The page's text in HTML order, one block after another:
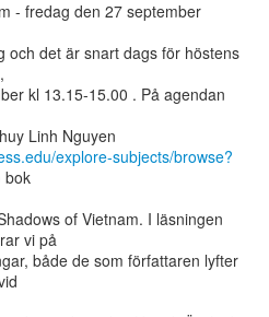
- fredag den 27 september
och det är snart dags för höstens
kl 13.15-15.00 . På agendan
explore-subjects/browse?
bok
of Vietnam. I läsningen
vi på
både de som författaren lyfter